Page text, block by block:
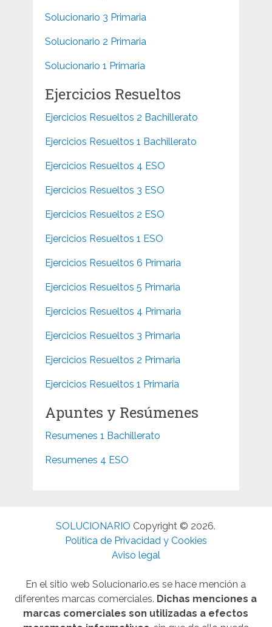
Solucionario 3 Primaria
Solucionario 2 Primaria
Solucionario 1 Primaria
Ejercicios Resueltos
Ejercicios Resueltos 2 Bachillerato
Ejercicios Resueltos 1 Bachillerato
Ejercicios Resueltos 4 ESO
Ejercicios Resueltos 3 ESO
Ejercicios Resueltos 2 ESO
Ejercicios Resueltos 1 ESO
Ejercicios Resueltos 6 Primaria
Ejercicios Resueltos 5 Primaria
Ejercicios Resueltos 4 Primaria
Ejercicios Resueltos 3 Primaria
Ejercicios Resueltos 2 Primaria
Ejercicios Resueltos 1 Primaria
Apuntes y Resúmenes
Resumenes 1 Bachillerato
Resumenes 4 ESO
SOLUCIONARIO Copyright © 2026.
Política de Privacidad y Cookies
Aviso legal
En el sitio web Solucionario.es se hace mención a
diferentes marcas comerciales. Dichas menciones a
marcas comerciales son utilizadas a efectos